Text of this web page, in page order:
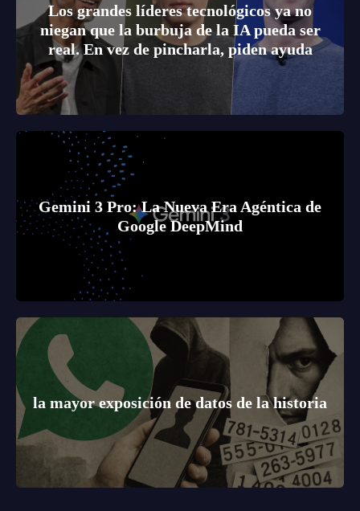
Los grandes líderes tecnológicos ya no
niegan que la burbuja de la IA pueda ser
real. En vez de pincharla, piden ayuda
Gemini 3 Pro: La Nueva Era Agéntica de
Google DeepMind
la mayor exposición de datos de la historia